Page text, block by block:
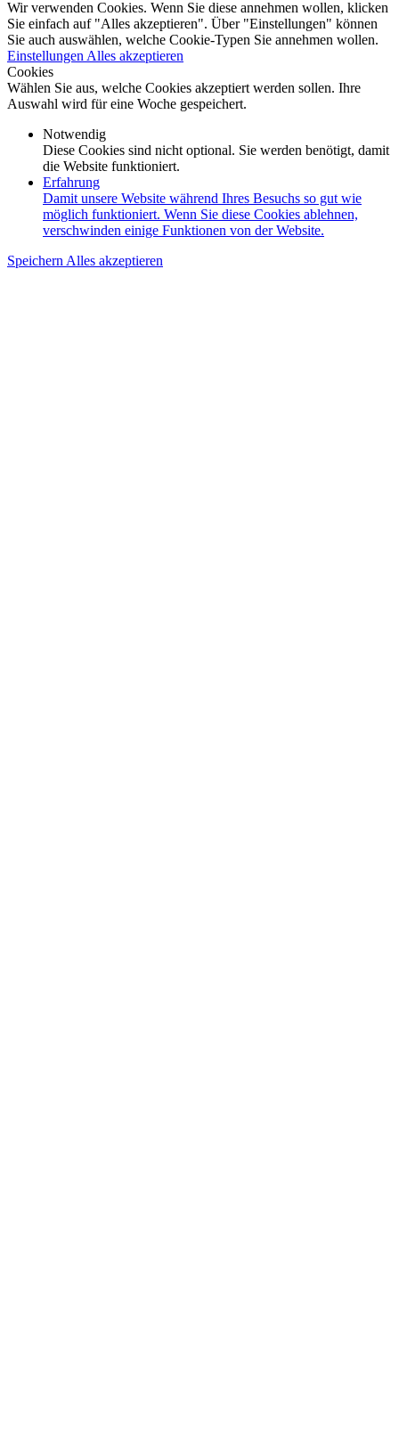
Wir verwenden Cookies. Wenn Sie diese annehmen wollen, klicken
Sie einfach auf "Alles akzeptieren". Über "Einstellungen" können
Sie auch auswählen, welche Cookie-Typen Sie annehmen wollen.
Einstellungen Alles akzeptieren
Cookies
Wählen Sie aus, welche Cookies akzeptiert werden sollen. Ihre
Auswahl wird für eine Woche gespeichert.
Notwendig
Diese Cookies sind nicht optional. Sie werden benötigt, damit
die Website funktioniert.
Erfahrung
Damit unsere Website während Ihres Besuchs so gut wie
möglich funktioniert. Wenn Sie diese Cookies ablehnen,
verschwinden einige Funktionen von der Website.
Speichern Alles akzeptieren